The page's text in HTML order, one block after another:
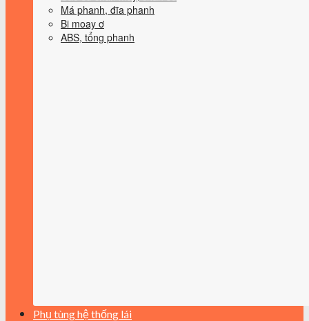
Má phanh, đĩa phanh
Bi moay ơ
ABS, tổng phanh
Phụ tùng hệ thống lái